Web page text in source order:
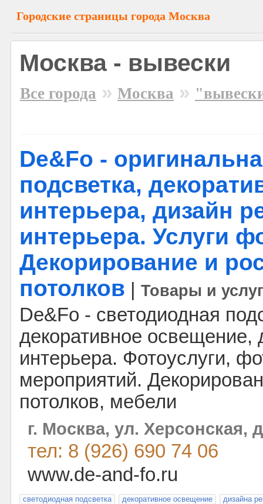
Городские страницы города Москва
Москва - вывески
Все города » Москва »
De&Fo -
подсветка,
интерьера, дизайн
интерьера. Услуги
Декорирование и
потолков
Товары и
De&Fo - светодиодная
декоративное освещение,
интерьера. Фотоуслуги,
мероприятий.
потолков, мебели
г. Москва, ул. Херсонская,
тел: 8 (926) 690 74 06
www.de-and-fo.ru
светодиодная подсветка декоративное освещение
дизайна